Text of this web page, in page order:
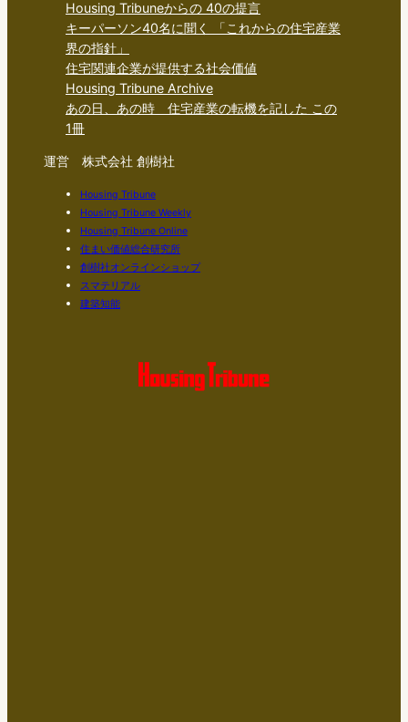
Housing Tribuneからの 40の提言
キーパーソン40名に聞く 「これからの住宅産業
界の指針」
住宅関連企業が提供する社会価値
Housing Tribune Archive
あの日、あの時 住宅産業の転機を記した この
1冊
運営 株式会社 創樹社
Housing Tribune
Housing Tribune Weekly
Housing Tribune Online
住まい価値総合研究所
創樹社オンラインショップ
スマテリアル
建築知能